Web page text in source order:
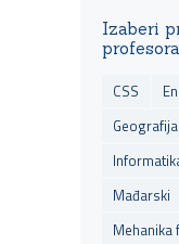
Izaberi
profesora
CSS
Geografija
Mađarski
Mehanika